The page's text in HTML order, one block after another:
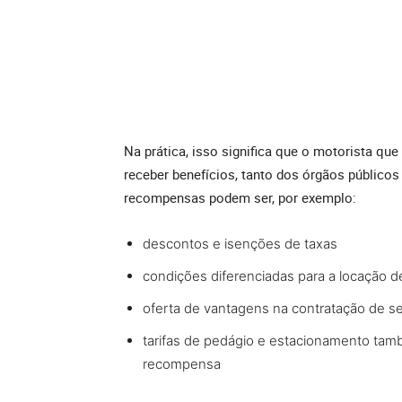
Na prática, isso significa que o motorista
receber benefícios, tanto dos órgãos
recompensas podem ser, por exemplo:
descontos e isenções de taxas
condições diferenciadas para a locação
oferta de vantagens na contratação de
tarifas de pedágio e estacionamento
recompensa